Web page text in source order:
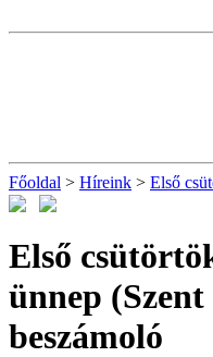
Főoldal > Híreink > Első
Első
ünnep
beszámoló